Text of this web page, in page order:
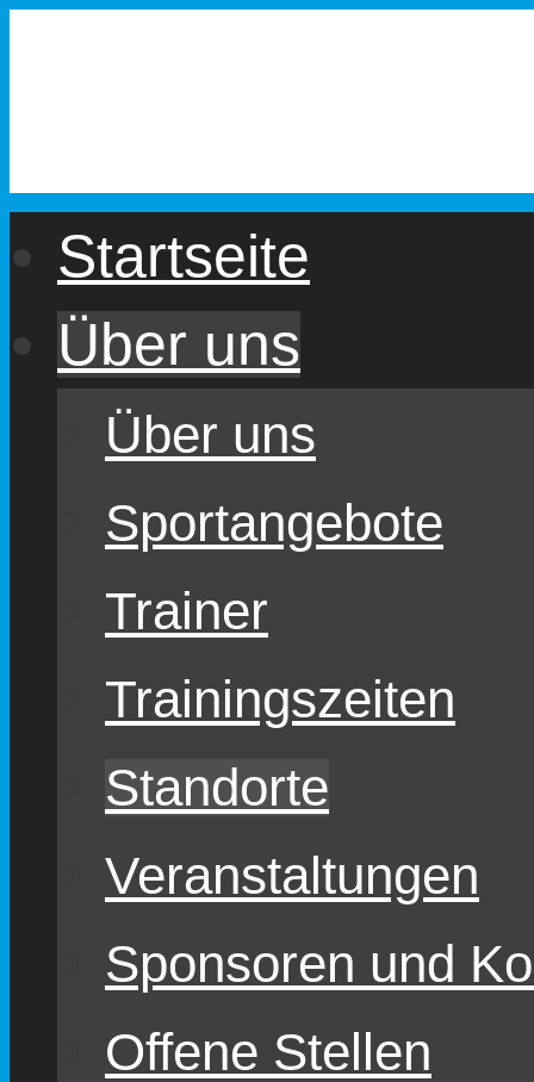
Startseite
Über uns
Über uns
Sportangebote
Trainer
Trainingszeiten
Standorte
Veranstaltungen
Sponsoren und
Offene Stellen